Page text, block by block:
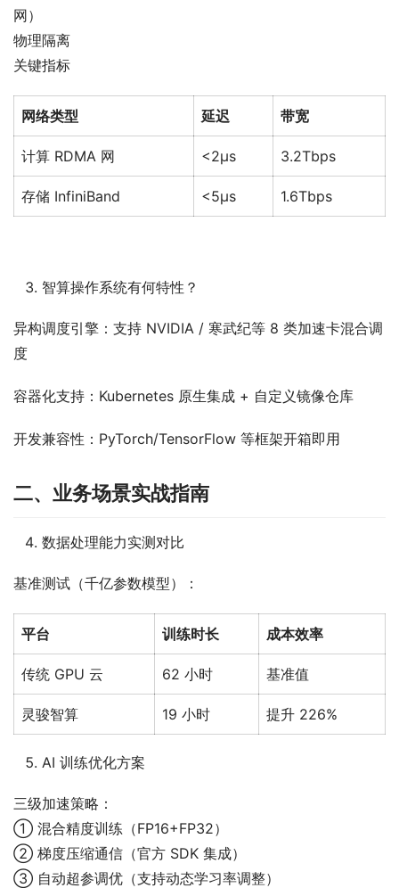
网）
物理隔离
关键指标
网络类型 延迟 带宽
计算 RDMA 网 <2μs 3.2Tbps
存储 InfiniBand <5μs 1.6Tbps
智算操作系统有何特性？
异构调度引擎：支持 NVIDIA / 寒武纪等 8 类加速卡混合调
度
容器化支持：Kubernetes 原生集成 + 自定义镜像仓库
开发兼容性：PyTorch/TensorFlow 等框架开箱即用
二、业务场景实战指南
数据处理能力实测对比
基准测试（千亿参数模型）：
平台 训练时长 成本效率
传统 GPU 云 62 小时 基准值
灵骏智算 19 小时 提升 226%
AI 训练优化方案
三级加速策略：
① 混合精度训练（FP16+FP32）
② 梯度压缩通信（官方 SDK 集成）
③ 自动超参调优（支持动态学习率调整）